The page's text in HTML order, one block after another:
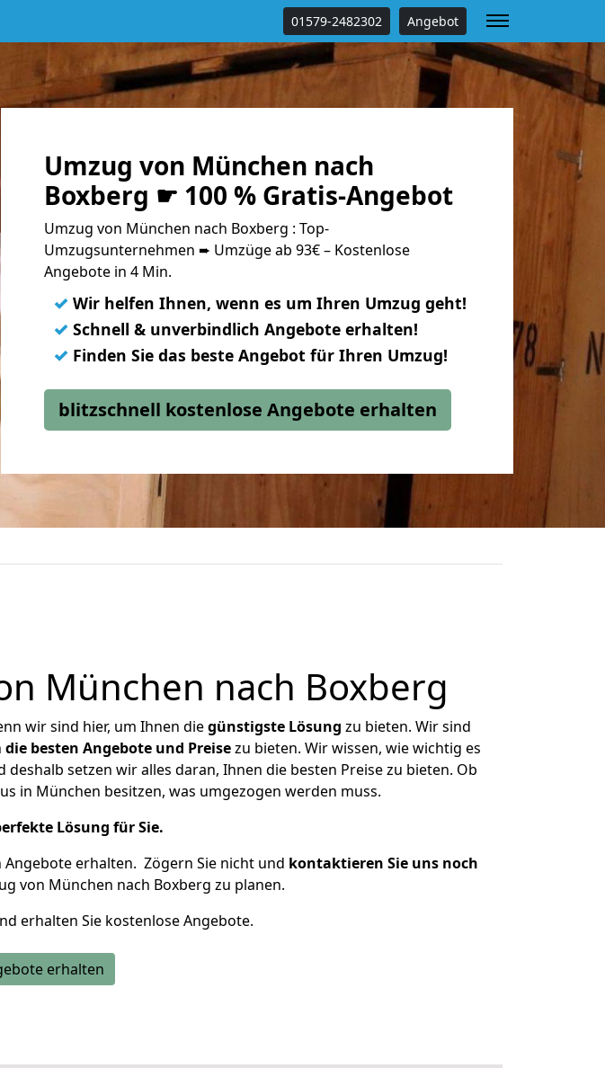
01579-2482302 Angebot
Umzug von München nach
Boxberg ☛ 100 % Gratis-Angebot
Umzug von München nach Boxberg : Top-
Umzugsunternehmen ➨ Umzüge ab 93€ – Kostenlose
Angebote in 4 Min.
✓ Wir helfen Ihnen, wenn es um Ihren Umzug geht!
✓ Schnell & unverbindlich Angebote erhalten!
✓ Finden Sie das beste Angebot für Ihren Umzug!
blitzschnell kostenlose Angebote erhalten
München nach Boxberg
wir sind hier, um Ihnen diegünstigste Lösung zu bieten. Wir sind
die besten Angebote und Preisezu bieten. Wir wissen, wie wichtig es
setzen wir alles daran, Ihnen die besten Preise zu bieten. Ob
in München besitzen, was umgezogen werden muss.
Lösung für Sie.
Angebote erhalten. Zögern Sie nicht und kontaktieren Sie uns noch
von München nach Boxberg zu planen.
erhalten Sie kostenlose Angebote.
erhalten